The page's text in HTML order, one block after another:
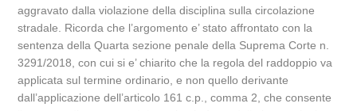
aggravato dalla violazione della disciplina sulla circolazione
stradale. Ricorda che l’argomento e’ stato affrontato con la
sentenza della Quarta sezione penale della Suprema Corte n.
3291/2018, con cui si e’ chiarito che la regola del raddoppio va
applicata sul termine ordinario, e non quello derivante
dall’applicazione dell’articolo 161 c.p., comma 2, che consente